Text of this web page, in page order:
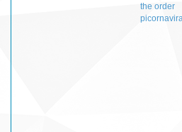
the order